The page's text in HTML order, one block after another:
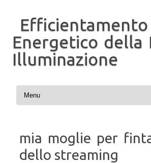
Efficientamento
Energetico della
Illuminazione
Vai al contenuto
mia moglie per
dello streaming